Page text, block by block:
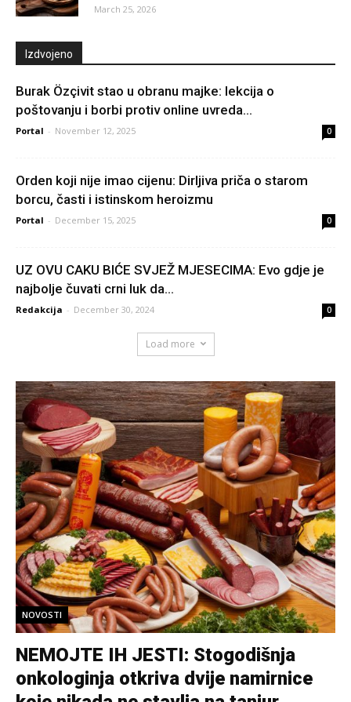
March 25, 2026
Izdvojeno
Burak Özçivit stao u obranu majke: lekcija o
poštovanju i borbi protiv online uvreda...
Portal - November 12, 2025 0
Orden koji nije imao cijenu: Dirljiva priča o starom
borcu, časti i istinskom heroizmu
Portal - December 15, 2025 0
UZ OVU CAKU BIĆE SVJEŽ MJESECIMA: Evo gdje je
najbolje čuvati crni luk da...
Redakcija - December 30, 2024 0
Load more
NOVOSTI
NEMOJTE IH JESTI: Stogodišnja
onkologinja otkriva dvije namirnice